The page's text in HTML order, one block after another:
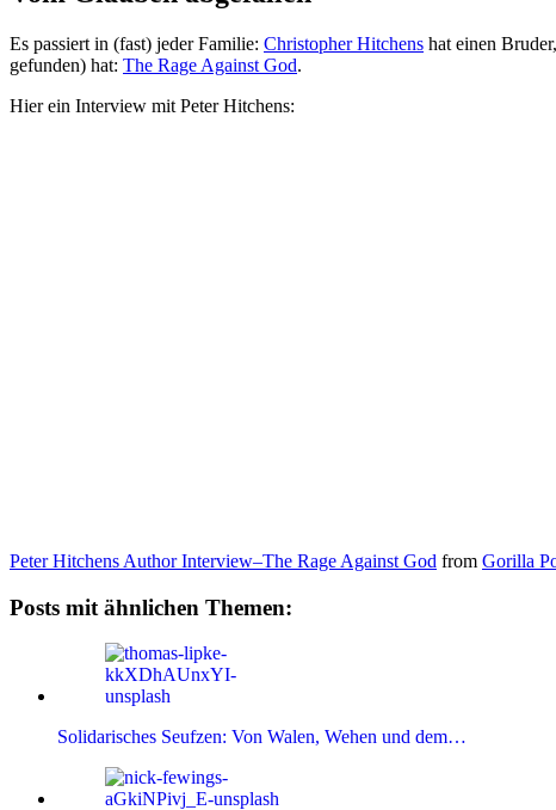
Es passiert in (fast) jeder Familie: Christopher Hitchens hat einen
gefunden) hat: The Rage Against God.
Hier ein Interview mit Peter Hitchens:
Peter Hitchens Author Interview–The Rage Against God from Gorilla
Posts mit ähnlichen Themen:
Solidarisches Seufzen: Von Walen, Wehen und dem…